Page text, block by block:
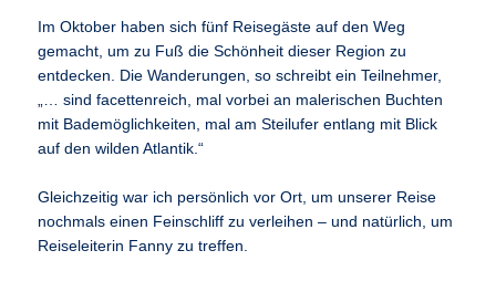
Im Oktober haben sich fünf Reisegäste auf den Weg
gemacht, um zu Fuß die Schönheit dieser Region zu
entdecken. Die Wanderungen, so schreibt ein Teilnehmer,
„… sind facettenreich, mal vorbei an malerischen Buchten
mit Bademöglichkeiten, mal am Steilufer entlang mit Blick
auf den wilden Atlantik.“
Gleichzeitig war ich persönlich vor Ort, um unserer Reise
nochmals einen Feinschliff zu verleihen – und natürlich, um
Reiseleiterin Fanny zu treffen.